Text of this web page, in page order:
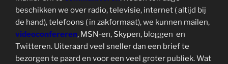
beschikken we over radio, televisie, internet ( altijd bij
de hand), telefoons ( in zakformaat), we kunnen mailen,
videoconfereren, MSN-en, Skypen, bloggen en
Twitteren. Uiteraard veel sneller dan een brief te
bezorgen te paard en voor een veel groter publiek. Wat